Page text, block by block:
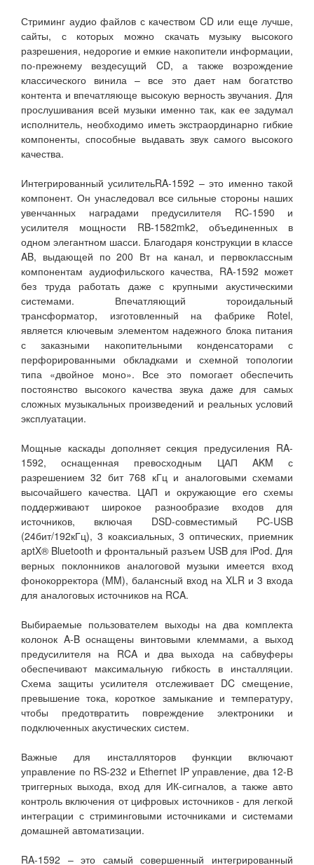
Стриминг аудио файлов с качеством CD или еще лучше,
сайты, с которых можно скачать музыку высокого
разрешения, недорогие и емкие накопители информации,
по-прежнему вездесущий CD, а также возрождение
классического винила – все это дает нам богатство
контента и впечатляюще высокую верность звучания. Для
прослушивания всей музыки именно так, как ее задумал
исполнитель, необходимо иметь экстраординарно гибкие
компоненты, способные выдавать звук самого высокого
качества.
Интегрированный усилительRA-1592 – это именно такой
компонент. Он унаследовал все сильные стороны наших
увенчанных наградами предусилителя RC-1590 и
усилителя мощности RB-1582mk2, объединенных в
одном элегантном шасси. Благодаря конструкции в классе
AB, выдающей по 200 Вт на канал, и первоклассным
компонентам аудиофильского качества, RA-1592 может
без труда работать даже с крупными акустическими
системами. Впечатляющий тороидальный
трансформатор, изготовленный на фабрике Rotel,
является ключевым элементом надежного блока питания
с заказными накопительными конденсаторами с
перфорированными обкладками и схемной топологии
типа «двойное моно». Все это помогает обеспечить
постоянство высокого качества звука даже для самых
сложных музыкальных произведений и реальных условий
эксплуатации.
Мощные каскады дополняет секция предусиления RA-
1592, оснащенная превосходным ЦАП AKM с
разрешением 32 бит 768 кГц и аналоговыми схемами
высочайшего качества. ЦАП и окружающие его схемы
поддерживают широкое разнообразие входов для
источников, включая DSD-совместимый PC-USB
(24бит/192кГц), 3 коаксиальных, 3 оптических, приемник
aptX® Bluetooth и фронтальный разъем USB для iPod. Для
верных поклонников аналоговой музыки имеется вход
фонокорректора (MM), балансный вход на XLR и 3 входа
для аналоговых источников на RCA.
Выбираемые пользователем выходы на два комплекта
колонок A-B оснащены винтовыми клеммами, а выход
предусилителя на RCA и два выхода на сабвуферы
обеспечивают максимальную гибкость в инсталляции.
Схема защиты усилителя отслеживает DC смещение,
превышение тока, короткое замыкание и температуру,
чтобы предотвратить повреждение электроники и
подключенных акустических систем.
Важные для инсталляторов функции включают
управление по RS-232 и Ethernet IP управление, два 12-В
триггерных выхода, вход для ИК-сигналов, а также авто
контроль включения от цифровых источников - для легкой
интеграции с стриминговыми источниками и системами
домашней автоматизации.
RA-1592 – это самый совершенный интегрированный